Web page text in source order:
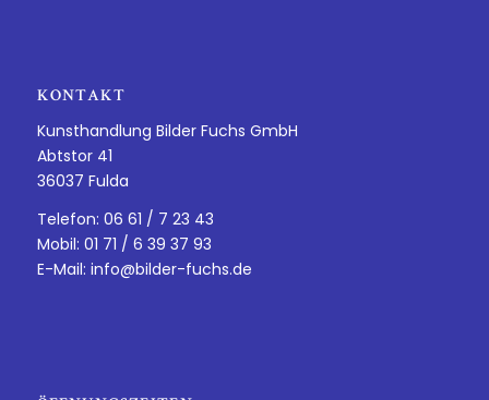
KONTAKT
Kunsthandlung Bilder Fuchs GmbH
Abtstor 41
36037 Fulda
Telefon: 06 61 / 7 23 43
Mobil: 01 71 / 6 39 37 93
E-Mail: info@bilder-fuchs.de